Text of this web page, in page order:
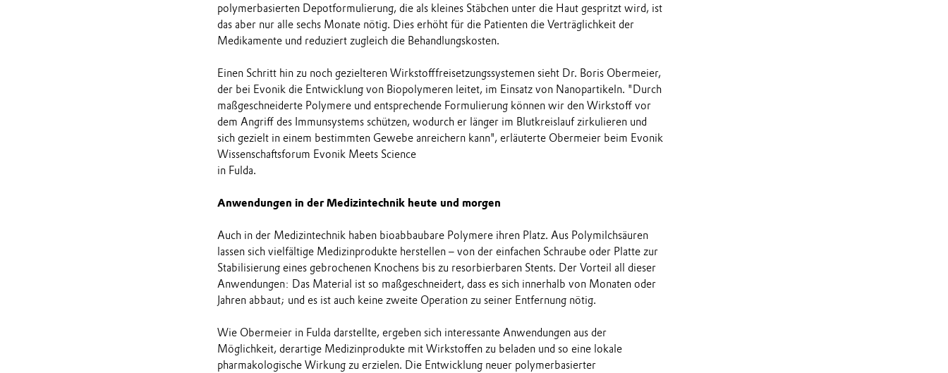
polymerbasierten Depotformulierung, die als kleines Stäbchen unter die Haut gespritzt wird, ist
das aber nur alle sechs Monate nötig. Dies erhöht für die Patienten die Verträglichkeit der
Medikamente und reduziert zugleich die Behandlungskosten.
Einen Schritt hin zu noch gezielteren Wirkstofffreisetzungssystemen sieht Dr. Boris Obermeier,
der bei Evonik die Entwicklung von Biopolymeren leitet, im Einsatz von Nanopartikeln. "Durch
maßgeschneiderte Polymere und entsprechende Formulierung können wir den Wirkstoff vor
dem Angriff des Immunsystems schützen, wodurch er länger im Blutkreislauf zirkulieren und
sich gezielt in einem bestimmten Gewebe anreichern kann", erläuterte Obermeier beim Evonik
Wissenschaftsforum Evonik Meets Science
in Fulda.
Anwendungen in der Medizintechnik heute und morgen
Auch in der Medizintechnik haben bioabbaubare Polymere ihren Platz. Aus Polymilchsäuren
lassen sich vielfältige Medizinprodukte herstellen – von der einfachen Schraube oder Platte zur
Stabilisierung eines gebrochenen Knochens bis zu resorbierbaren Stents. Der Vorteil all dieser
Anwendungen: Das Material ist so maßgeschneidert, dass es sich innerhalb von Monaten oder
Jahren abbaut; und es ist auch keine zweite Operation zu seiner Entfernung nötig.
Wie Obermeier in Fulda darstellte, ergeben sich interessante Anwendungen aus der
Möglichkeit, derartige Medizinprodukte mit Wirkstoffen zu beladen und so eine lokale
pharmakologische Wirkung zu erzielen. Die Entwicklung neuer polymerbasierter